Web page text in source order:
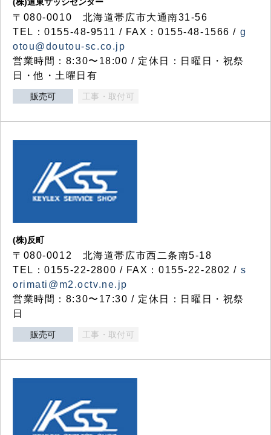
〒080-0010 北海道帯広市大通南31-56
TEL：0155-48-9511 / FAX：0155-48-1566 / g
otou@doutou-sc.co.jp
営業時間：8:30〜18:00 / 定休日：日曜日・祝祭
日・他・土曜日有
販売可 工事・取付可
(株)反町
〒080-0012 北海道帯広市西二条南5-18
TEL：0155-22-2800 / FAX：0155-22-2802 / s
orimati@m2.octv.ne.jp
営業時間：8:30〜17:30 / 定休日：日曜日・祝祭
日
販売可 工事・取付可